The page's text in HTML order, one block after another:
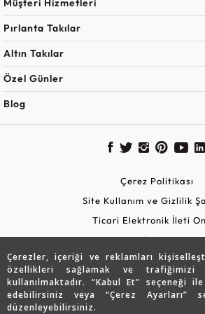
Çerezler, içeriği ve reklamları
özellikleri sağlamak ve
kullanılmaktadır. “Kabul Et” seçeneği
edebilirsiniz veya “Çerez Ayarları”
düzenleyebilirsiniz.
Pırlanta Takılar
Altın Takılar
Özel Günler
Blog
Çerez Politikası
Site Kullanım ve Gizlilik
Ticari Elektronik İleti
KVKK Aydınlatma
Güvenli Alışveriş